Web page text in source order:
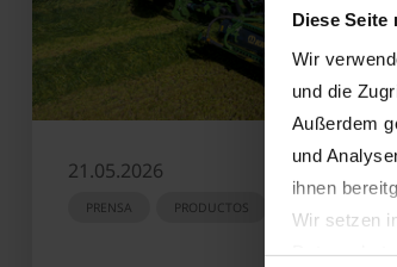
Diese Seite
Wir
und die
Außerdem
und
ihnen
Wir setzen
21.05.2026
PRENSA PRODUCTOS